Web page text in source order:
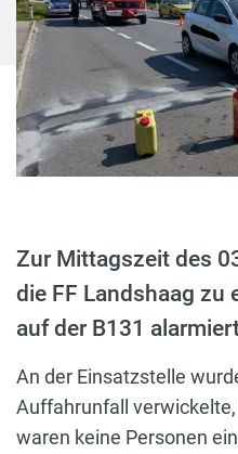
Zur Mittagszeit des
die FF Landshaag zu
auf der B131
An der Einsatzstelle
Auffahrunfall
waren keine Personen